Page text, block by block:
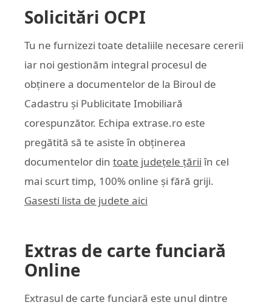
Solicitări OCPI
Tu ne furnizezi toate detaliile necesare cererii
iar noi gestionăm integral procesul de
obținere a documentelor de la Biroul de
Cadastru și Publicitate Imobiliară
corespunzător. Echipa extrase.ro este
pregătită să te asiste în obținerea
documentelor din toate județele țării în cel
mai scurt timp, 100% online și fără griji.
Gasesti lista de judete aici
Extras de carte funciară
Online
Extrasul de carte funciară este unul dintre